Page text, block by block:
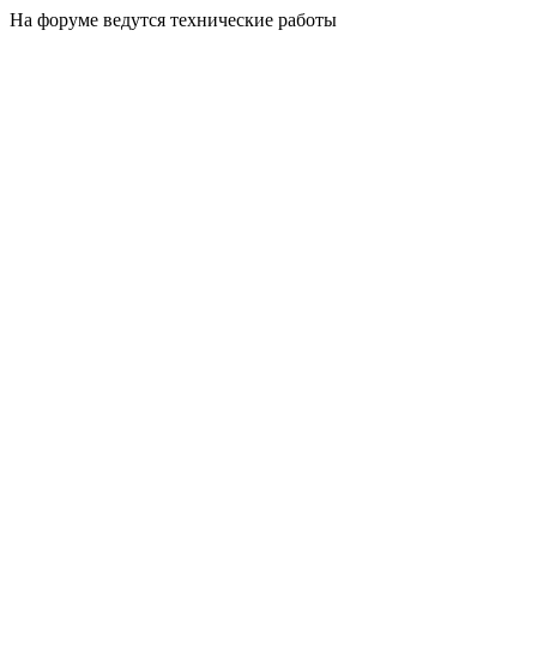
На форуме ведутся технические работы